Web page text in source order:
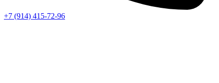
+7 (914) 415-72-96